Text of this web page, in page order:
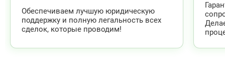
Обеспечиваем лучшую юридическую
поддержку и полную легальность всех
сделок, которые проводим!